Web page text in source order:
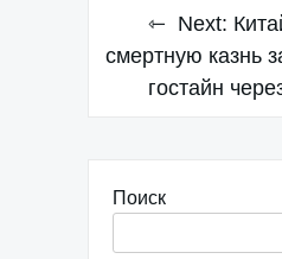
Next:
смертную казнь
гостайн
Поиск